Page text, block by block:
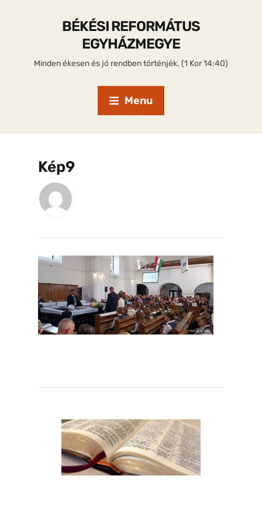
BÉKÉSI REFORMÁTUS
EGYHÁZMEGYE
Minden ékesen és jó rendben történjék. (1 Kor 14:40)
Menu
Kép9